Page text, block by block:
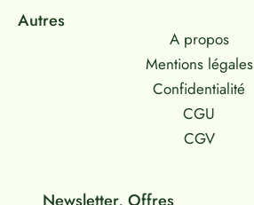
Autres
A propos
Mentions légales
Confidentialité
CGU
CGV
Newsletter, Offres